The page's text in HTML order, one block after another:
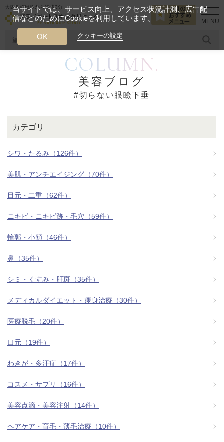
大阪西梅田駅から徒歩2分
糸リフト ヒアルロン酸
今月のおすすめメニュー
クリニックについて
料金一覧
施術症例
初めての方へ
お悩みで探す
医師紹介
アクセス
西梅田から徒歩2分
ついて
切らない眼瞼下垂
COLUMN.
美容ブログ
#切らない眼瞼下垂
カテゴリ
シワ・たるみ（126件）
美肌・アンチエイジング（70件）
目元・二重（62件）
ニキビ・ニキビ跡・毛穴（59件）
輪郭・小顔（46件）
鼻（35件）
シミ・くすみ・肝斑（35件）
メディカルダイエット・瘦身治療（30件）
医療脱毛（20件）
口元（19件）
わきが・多汗症（17件）
コスメ・サプリ（16件）
美容点滴・美容注射（14件）
ヘアケア・育毛・薄毛治療（10件）
当サイトでは、サービス向上、アクセス状況計測、広告配
信などのためにCookieを利用しています。
クッキーの設定
OK